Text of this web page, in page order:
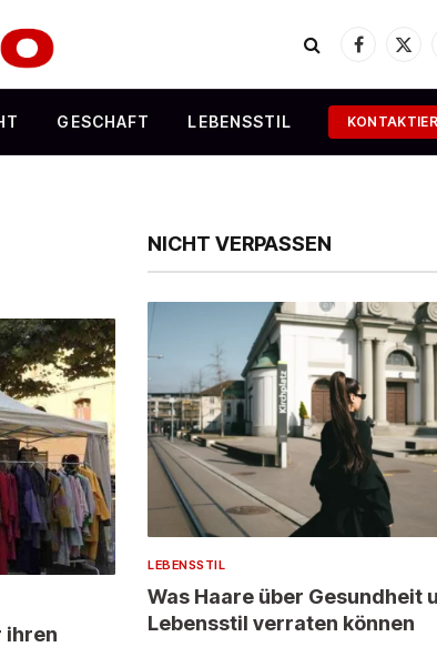
Facebook
X
GESCHAFT LEBENSSTIL
ihren
NICHT VERPASSEN
LEBENSSTIL
Was Haare über Gesundheit
Lebensstil verraten können